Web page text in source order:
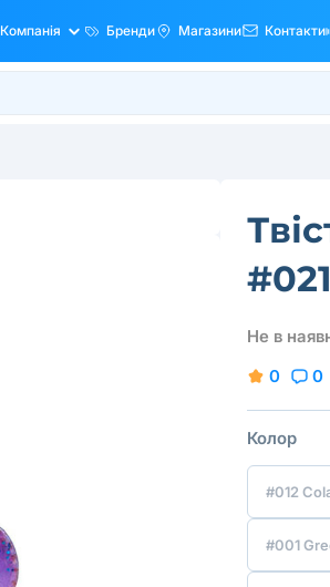
Компанія Бренди Магазини Контакти
Не в
0 0
Колор
#012
#001